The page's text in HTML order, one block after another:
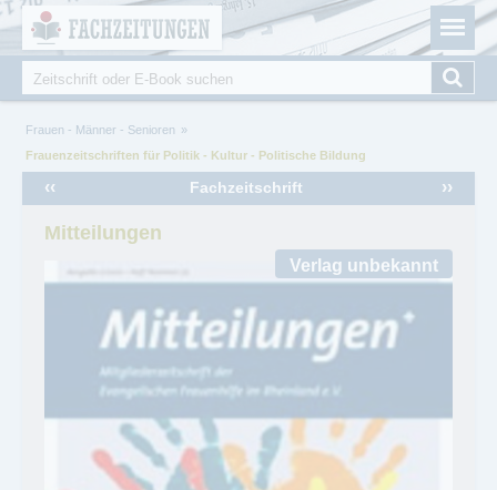
Fachzeitungen.de - Das unabhängige Portal für
Fachmagazine Fachpublikationen & eBooks
Suche
Sie sind hier
Frauen - Männer - Senioren
Frauenzeitschriften für Politik - Kultur - Politische Bildung
Fachzeitschrift
‹‹ ››
Mitteilungen
Cookie-Einstellungen